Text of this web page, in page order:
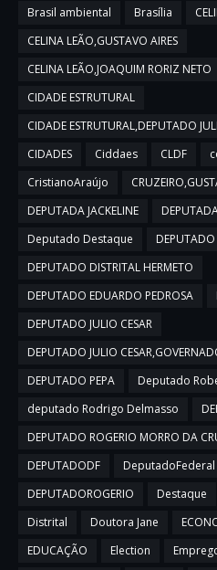
Brasil ambiental
Brasília
CELINA LEÃO,GUSTAVO AIRES
CELINA LEÃO,JOAQUIM RORIZ NETO
CIDADE ESTRUTURAL
CIDADE ESTRUTURAL,DEPUTADO
CIDADES
Ciddaes CLDF
CristianoAraújo
DEPUTADA JACKELINE
Deputado Destaque
DEPUTADO DISTRITAL HERMETO
DEPUTADO EDUARDO PEDROSA
DEPUTADO JULIO CESAR
DEPUTADO JULIO
DEPUTADO PEPA
Deputado
deputado Rodrigo Delmasso
DEPUTADO ROGERIO MORRO DA
DEPUTADODF
DeputadoFederal
DEPUTADOROGERIO
Destaque
Distrital
Doutora Jane
EDUCAÇÃO
Election